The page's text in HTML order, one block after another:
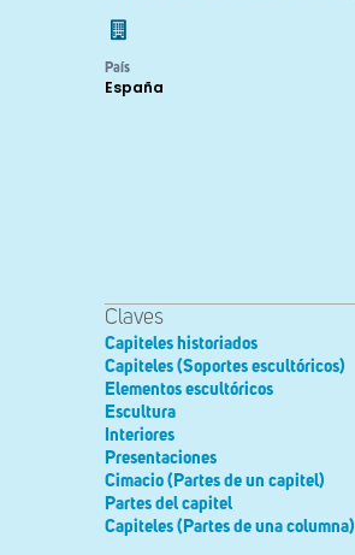
País
España
Claves
Capiteles historiados
Capiteles (Soportes escultóricos)
Elementos escultóricos
Escultura
Interiores
Presentaciones
Cimacio (Partes de un capitel)
Partes del capitel
Capiteles (Partes de una columna)